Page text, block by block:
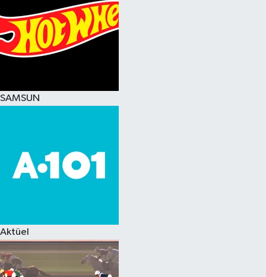
SAMSUN
Aktüel